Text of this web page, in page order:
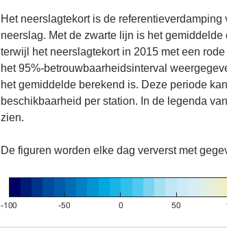
Het neerslagtekort is de
neerslag. Met de zwarte lijn is het
terwijl het neerslagtekort in 2015 met een
het 95%-betrouwbaarheidsinterval
het gemiddelde berekend is. Deze periode
beschikbaarheid per station. In de legenda
zien.
De figuren worden elke dag ververst met